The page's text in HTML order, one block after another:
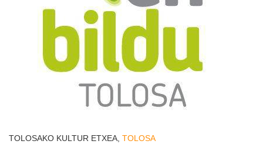
TOLOSAKO KULTUR ETXEA, TOLOSA